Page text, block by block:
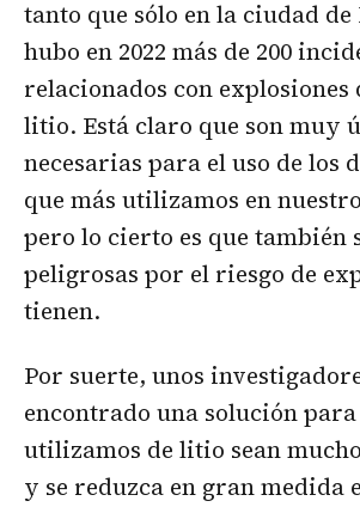
tanto que sólo en la ciudad
hubo en 2022 más de 200
relacionados con explosiones
litio. Está claro que son muy
necesarias para el uso de los
que más utilizamos en
pero lo cierto es que también
peligrosas por el riesgo de
tienen.
Por suerte, unos
encontrado una solución para
utilizamos de litio sean
y se reduzca en gran medida